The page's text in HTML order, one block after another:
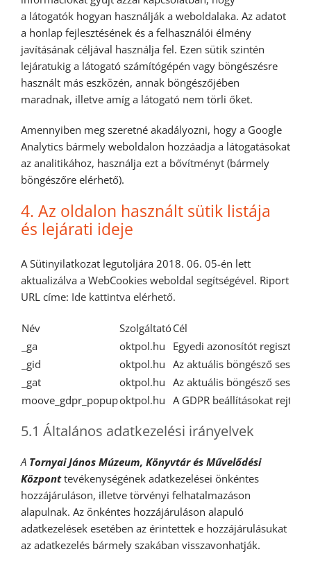
a látogatók hogyan használják a weboldalaka. Az adatot
a honlap fejlesztésének és a felhasználói élmény
javításának céljával használja fel. Ezen sütik szintén
lejáratukig a látogató számítógépén vagy böngészésre
használt más eszközén, annak böngészőjében
maradnak, illetve amíg a látogató nem törli őket.
Amennyiben meg szeretné akadályozni, hogy a Google
Analytics bármely weboldalon hozzáadja a látogatásokat
az analitikához, használja ezt a bővítményt(bármely
böngészőre elérhető).
4. Az oldalon használt sütik listája
és lejárati ideje
A Sütinyilatkozat legutoljára 2018. 06. 05-én lett
aktualizálva a WebCookies weboldal segítségével. Riport
URL címe: Ide kattintva elérhető.
Név SzolgáltatóCél
_ga
oktpol.hu
Egyedi azonosítót
_gid
oktpol.hu Az aktuális böngésző
_gat
oktpol.hu Az aktuális böngésző
moove_gdpr_popupoktpol.hu A GDPR beállításokat rejti,
5.1 Általános adatkezelési irányelvek
A Tornyai János Múzeum, Könyvtár és Művelődési
Központtevékenységének adatkezelései önkéntes
hozzájáruláson, illetve törvényi felhatalmazáson
alapulnak. Az önkéntes hozzájáruláson alapuló
adatkezelések esetében az érintettek e hozzájárulásukat
az adatkezelés bármely szakában visszavonhatják.